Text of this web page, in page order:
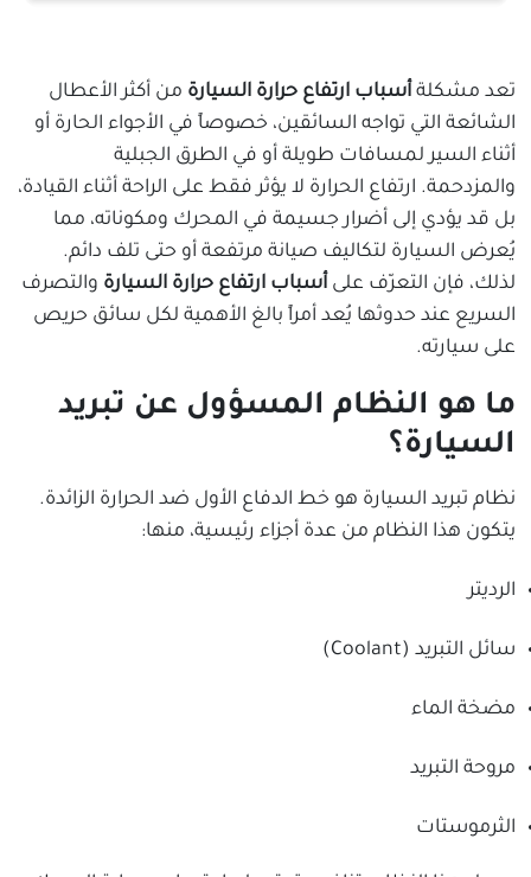
تعد مشكلةأسباب ارتفاع حرارة السيارة من أكثر الأعطال
الشائعة التي تواجه السائقين، خصوصاً في الأجواء الحارة أو
أثناء السير لمسافات طويلة أو في الطرق الجبلية
والمزدحمة. ارتفاع الحرارة لا يؤثر فقط على الراحة أثناء القيادة،
بل قد يؤدي إلى أضرار جسيمة في المحرك ومكوناته، مما
يُعرض السيارة لتكاليف صيانة مرتفعة أو حتى تلف دائم.
لذلك، فإن التعرّف علىأسباب ارتفاع حرارة السيارة والتصرف
السريع عند حدوثها يُعد أمراً بالغ الأهمية لكل سائق حريص
على سيارته.
ما هو النظام المسؤول عن تبريد
السيارة؟
نظام تبريد السيارة هو خط الدفاع الأول ضد الحرارة الزائدة.
يتكون هذا النظام من عدة أجزاء رئيسية، منها:
الرديتر
سائل التبريد (Coolant)
مضخة الماء
مروحة التبريد
الثرموستات